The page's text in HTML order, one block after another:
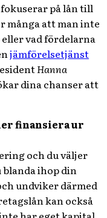
på lån till
många att man inte
vad fördelarna
jämförelsetjänst
Hanna
dina chanser att
finansiera ur
och du väljer
ihop din
undviker därmed
kan också